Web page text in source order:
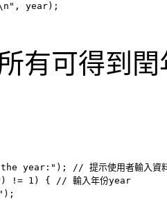
year);
有可得到
year:"); // 提示使用者輸入資
!= 1) { // 輸入年份year